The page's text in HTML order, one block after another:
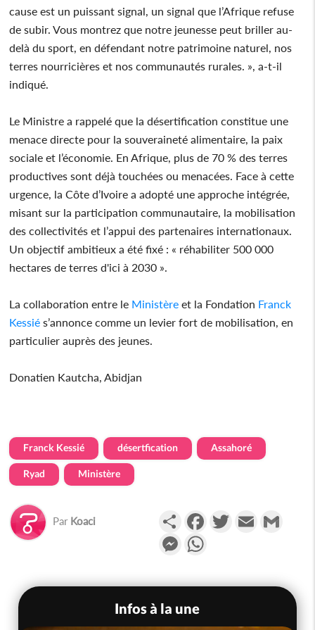
cause est un puissant signal, un signal que l’Afrique refuse
de subir. Vous montrez que notre jeunesse peut briller au-
delà du sport, en défendant notre patrimoine naturel, nos
terres nourricières et nos communautés rurales. », a-t-il
indiqué.
Le Ministre a rappelé que la désertification constitue une
menace directe pour la souveraineté alimentaire, la paix
sociale et l’économie. En Afrique, plus de 70 % des terres
productives sont déjà touchées ou menacées. Face à cette
urgence, la Côte d’Ivoire a adopté une approche intégrée,
misant sur la participation communautaire, la mobilisation
des collectivités et l’appui des partenaires internationaux.
Un objectif ambitieux a été fixé : « réhabiliter 500 000
hectares de terres d'ici à 2030 ».
La collaboration entre le Ministère et la Fondation Franck
Kessié s’annonce comme un levier fort de mobilisation, en
particulier auprès des jeunes.
Donatien Kautcha, Abidjan
Franck Kessié désertfication Assahoré
Ryad Ministère
Par Koaci PartagerFacebookTwitterEmail
Messenger
Infos à la une